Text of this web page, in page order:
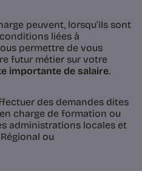
peuvent, lorsqu’ils sont
liées à
permettre de vous
futur métier sur votre
importante de salaire.
des demandes dites
charge de formation ou
administrations locales et
ou